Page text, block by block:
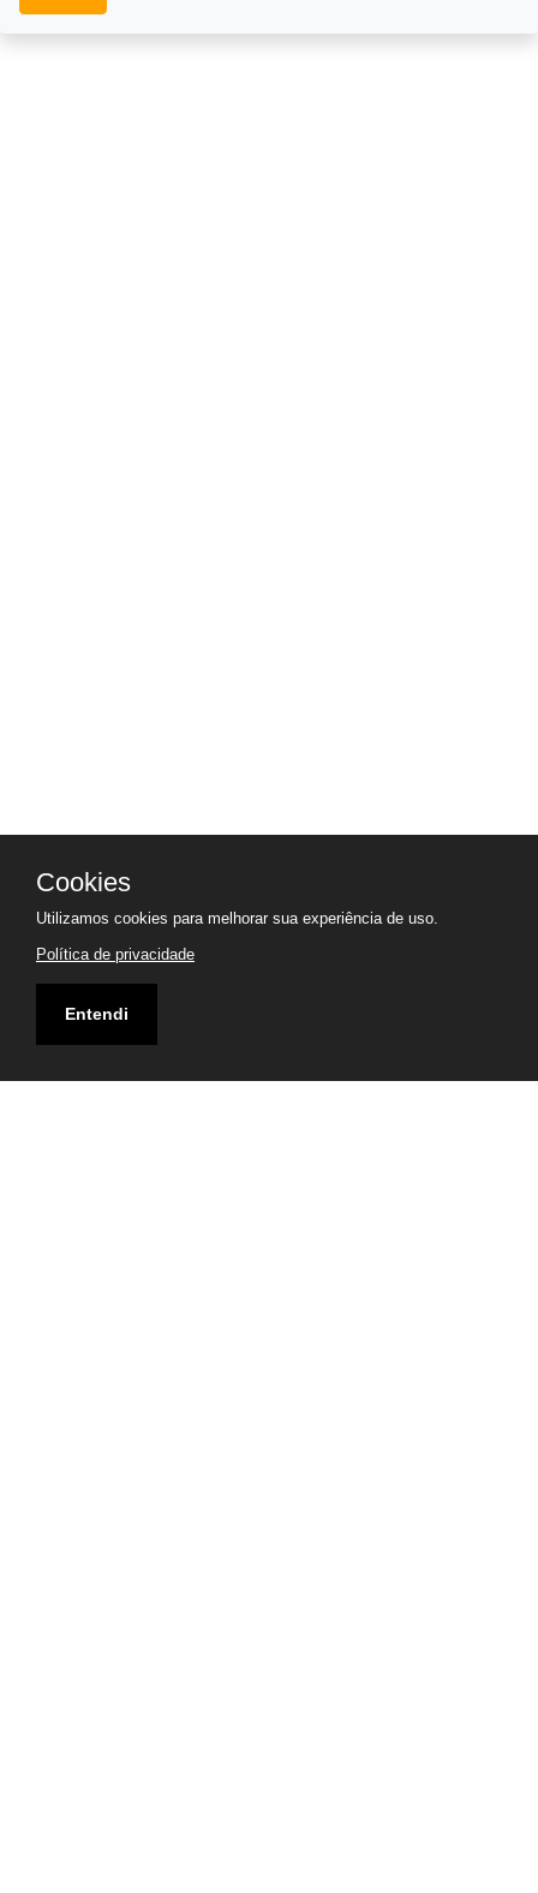
Cookies
Utilizamos cookies para melhorar sua experiência de uso.
Política de privacidade
Entendi